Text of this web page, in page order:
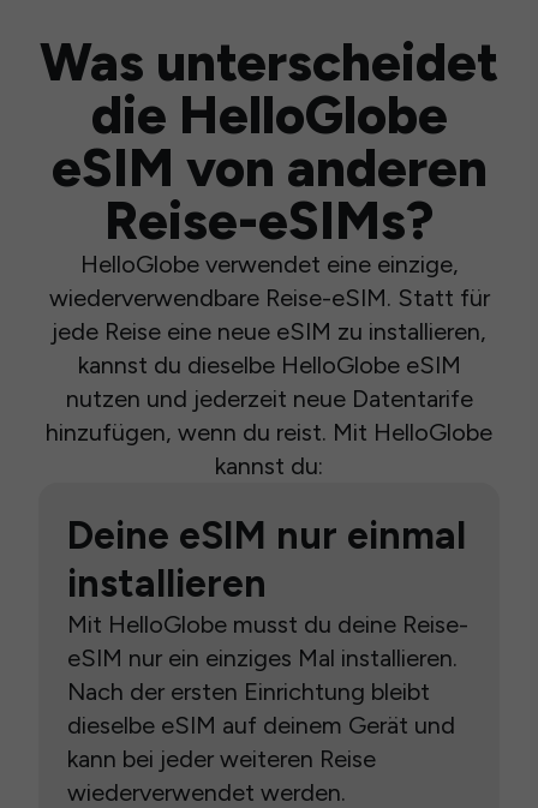
Was unterscheidet
die HelloGlobe
eSIM von anderen
Reise-eSIMs?
HelloGlobe verwendet eine einzige,
wiederverwendbare Reise-eSIM. Statt für
jede Reise eine neue eSIM zu installieren,
kannst du dieselbe HelloGlobe eSIM
nutzen und jederzeit neue Datentarife
hinzufügen, wenn du reist. Mit HelloGlobe
kannst du:
Deine eSIM nur einmal
installieren
Mit HelloGlobe musst du deine Reise-
eSIM nur ein einziges Mal installieren.
Nach der ersten Einrichtung bleibt
dieselbe eSIM auf deinem Gerät und
kann bei jeder weiteren Reise
wiederverwendet werden.